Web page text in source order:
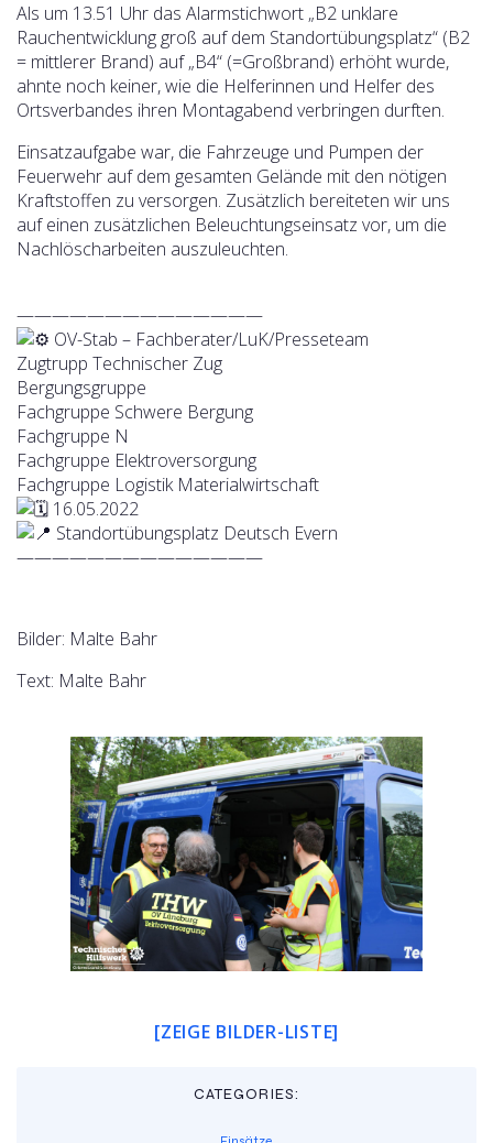
Als um 13.51 Uhr das Alarmstichwort „B2 unklare
Rauchentwicklung groß auf dem Standortübungsplatz“ (B2
= mittlerer Brand) auf „B4“ (=Großbrand) erhöht wurde,
ahnte noch keiner, wie die Helferinnen und Helfer des
Ortsverbandes ihren Montagabend verbringen durften.
Einsatzaufgabe war, die Fahrzeuge und Pumpen der
Feuerwehr auf dem gesamten Gelände mit den nötigen
Kraftstoffen zu versorgen. Zusätzlich bereiteten wir uns
auf einen zusätzlichen Beleuchtungseinsatz vor, um die
Nachlöscharbeiten auszuleuchten.
——————————————
OV-Stab – Fachberater/LuK/Presseteam
Zugtrupp Technischer Zug
Bergungsgruppe
Fachgruppe Schwere Bergung
Fachgruppe N
Fachgruppe Elektroversorgung
Fachgruppe Logistik Materialwirtschaft
16.05.2022
Standortübungsplatz Deutsch Evern
——————————————
Bilder: Malte Bahr
Text: Malte Bahr
[ZEIGE BILDER-LISTE]
CATEGORIES: